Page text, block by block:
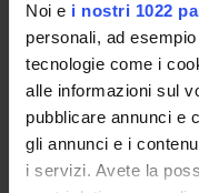
Noi e i nostri 1022
personali, ad
tecnologie come i
alle informazioni sul
pubblicare annunci e
gli annunci e i
i servizi. Avete la
OFFERTA
SEMESTRE FILTRO
CORSI DI LAUREA
CORSI DI LAUREA